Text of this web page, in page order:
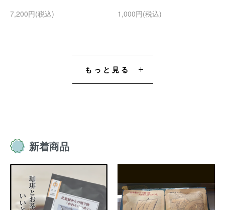
7,200円(税込)
1,000円(税込)
もっと見る
新着商品